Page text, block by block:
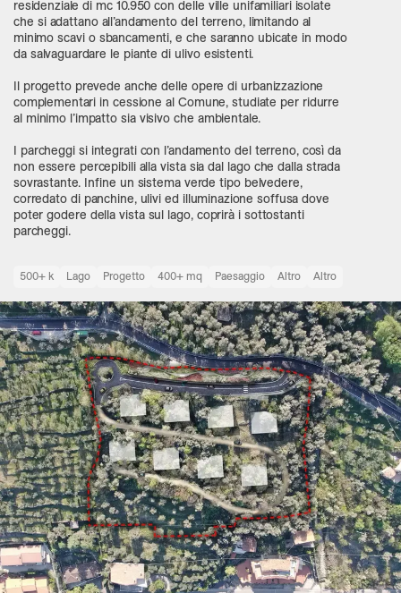
residenziale di mc 10.950 con delle ville unifamiliari isolate
che si adattano all’andamento del terreno, limitando al
minimo scavi o sbancamenti, e che saranno ubicate in modo
da salvaguardare le piante di ulivo esistenti.
Il progetto prevede anche delle opere di urbanizzazione
complementari in cessione al Comune, studiate per ridurre
al minimo l’impatto sia visivo che ambientale.
I parcheggi si integrati con l’andamento del terreno, così da
non essere percepibili alla vista sia dal lago che dalla strada
sovrastante. Infine un sistema verde tipo belvedere,
corredato di panchine, ulivi ed illuminazione soffusa dove
poter godere della vista sul lago, coprirà i sottostanti
parcheggi.
500+ k Lago Progetto 400+ mq Paesaggio Altro Altro